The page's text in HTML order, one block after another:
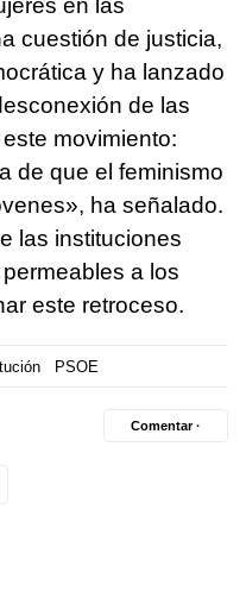
en las
cuestión de justicia,
y ha lanzado
de las
movimiento:
de que el feminismo
ha señalado.
las instituciones
a los
este retroceso.
PSOE
Comentar ·